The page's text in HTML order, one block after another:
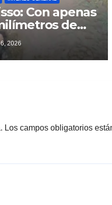
Con apenas
de
ya se sienten
2026
Los campos obligatorios